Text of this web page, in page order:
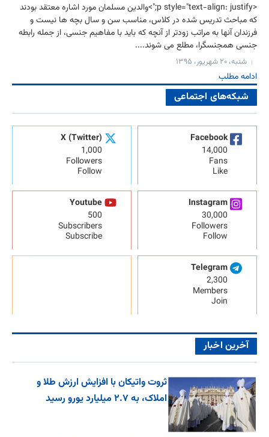
<p style="text-align: justify;">والدین مسلمان مورد اشاره معتقد بودند
که مباحث تدریس شده در کلاس، مناسب سن و سال بچه ها نیست و
فرزندان آنها به مراتب زودتر از آنچه که باید با مفاهیم جنسی، از جمله رابطه
جنسی همجنسگرا، مطلع می شوند....
شنبه، ۲۰ شهریور، ۱۳۹۵
ادامه مطلب
شبکه‌های اجتماعی
Facebook
14,000
Fans
Like
X (Twitter)
1,000
Followers
Follow
Instagram
30,000
Followers
Follow
Youtube
500
Subscribers
Subscribe
Telegram
2,300
Members
Join
آخرین اخبار
ثروت واتیکان با افزایش ارزش طلا و
املاک، به ۲.۷ میلیارد یورو رسید